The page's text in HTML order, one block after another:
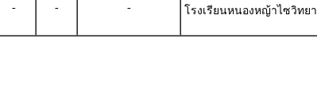
- - - โรงเรียนหนองหญ้าไซวิทยา